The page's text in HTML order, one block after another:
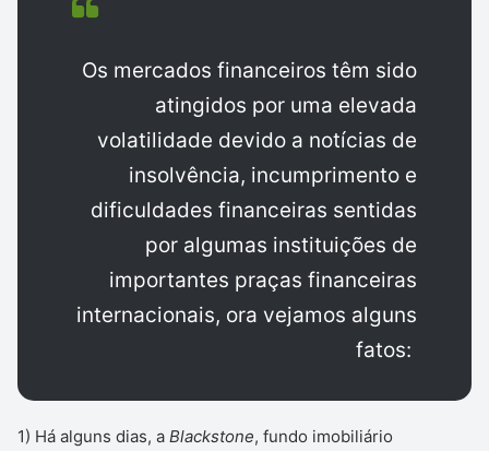
Os mercados financeiros têm sido
atingidos por uma elevada
volatilidade devido a notícias de
insolvência, incumprimento e
dificuldades financeiras sentidas
por algumas instituições de
importantes praças financeiras
internacionais, ora vejamos alguns
fatos:
1) Há alguns dias, a Blackstone, fundo imobiliário